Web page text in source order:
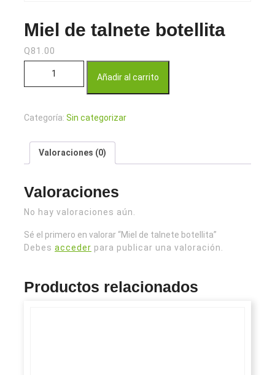
Miel de talnete botellita
Q81.00
Añadir al carrito
Categoría: Sin categorizar
Valoraciones (0)
Valoraciones
No hay valoraciones aún.
Sé el primero en valorar “Miel de talnete botellita”
Debes acceder para publicar una valoración.
Productos relacionados